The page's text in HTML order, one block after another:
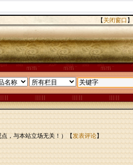
【 关闭窗口 】
，与本站立场无关！）【发表评论】